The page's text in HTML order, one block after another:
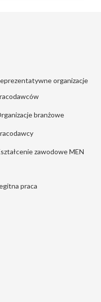
organizacje
branżowe
zawodowe MEN
praca